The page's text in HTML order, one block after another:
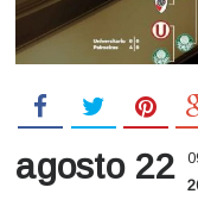
agosto 22